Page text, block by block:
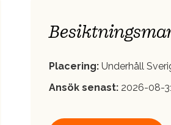
Placering: Underhåll
Ansök senast: 2026-08-